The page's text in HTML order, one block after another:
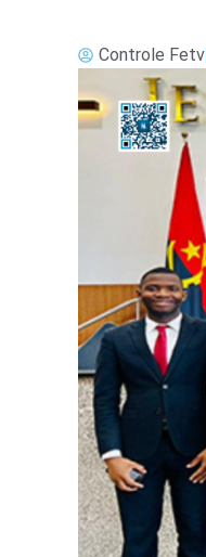
Controle Fetv